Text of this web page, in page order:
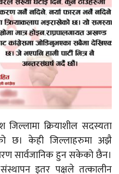
क्रियाशील सदस्यता
छ। केही जिल्लाहरुमा अझै
सार्वजानिक हुन सकेको छैन।
इतर पक्षले तत्कालीन